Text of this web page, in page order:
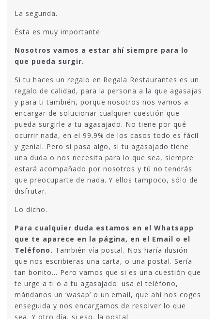
La segunda.
Ésta es muy importante.
Nosotros vamos a estar ahí siempre para lo
que pueda surgir.
Si tu haces un regalo en Regala Restaurantes es un
regalo de calidad, para la persona a la que agasajas
y para ti también, porque nosotros nos vamos a
encargar de solucionar cualquier cuestión que
pueda surgirle a tu agasajado. No tiene por qué
ocurrir nada, en el 99.9% de los casos todo es fácil
y genial. Pero si pasa algo, si tu agasajado tiene
una duda o nos necesita para lo que sea, siempre
estará acompañado por nosotros y tú no tendrás
que preocuparte de nada. Y ellos tampoco, sólo de
disfrutar.
Lo dicho.
Para cualquier duda estamos en el Whatsapp
que te aparece en la página, en el Email o el
Teléfono. También vía postal. Nos haría ilusión
que nos escribieras una carta, o una postal. Sería
tan bonito… Pero vamos que si es una cuestión que
te urge a ti o a tu agasajado: usa el teléfono,
mándanos un ‘wasap’ o un email, que ahí nos coges
enseguida y nos encargamos de resolver lo que
sea. Y otro día, si eso, la postal.